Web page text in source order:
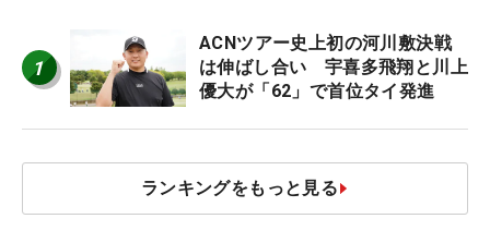
1
ACNツアー史上初の河川敷決戦
は伸ばし合い 宇喜多飛翔と川上
優大が「62」で首位タイ発進
ランキングをもっと見る